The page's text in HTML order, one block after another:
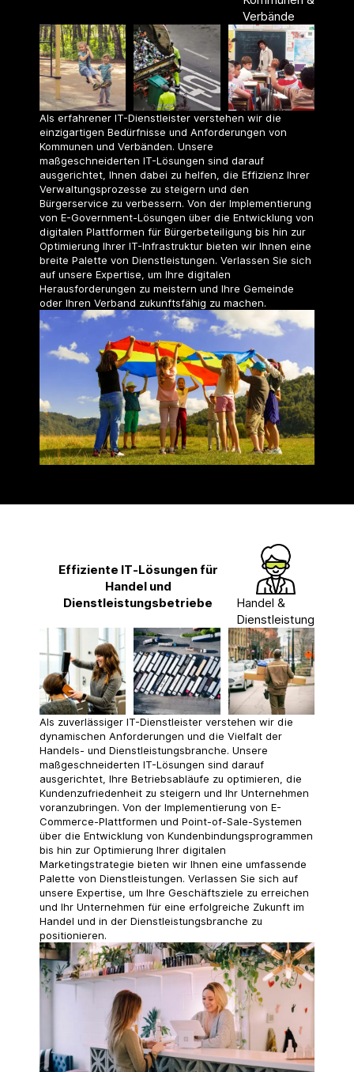
Verbände
Als erfahrener IT-Dienstleister verstehen wir die
einzigartigen Bedürfnisse und Anforderungen von
Kommunen und Verbänden. Unsere
maßgeschneiderten IT-Lösungen sind darauf
ausgerichtet, Ihnen dabei zu helfen, die Effizienz Ihrer
Verwaltungsprozesse zu steigern und den
Bürgerservice zu verbessern. Von der Implementierung
von E-Government-Lösungen über die Entwicklung von
digitalen Plattformen für Bürgerbeteiligung bis hin zur
Optimierung Ihrer IT-Infrastruktur bieten wir Ihnen eine
breite Palette von Dienstleistungen. Verlassen Sie sich
auf unsere Expertise, um Ihre digitalen
Herausforderungen zu meistern und Ihre Gemeinde
oder Ihren Verband zukunftsfähig zu machen.
Effiziente IT‑Lösungen für
Handel und
Dienstleistungsbetriebe
Handel &
Dienstleistung
Als zuverlässiger IT-Dienstleister verstehen wir die
dynamischen Anforderungen und die Vielfalt der
Handels- und Dienstleistungsbranche. Unsere
maßgeschneiderten IT-Lösungen sind darauf
ausgerichtet, Ihre Betriebsabläufe zu optimieren, die
Kundenzufriedenheit zu steigern und Ihr Unternehmen
voranzubringen. Von der Implementierung von E-
Commerce-Plattformen und Point-of-Sale-Systemen
über die Entwicklung von Kundenbindungsprogrammen
bis hin zur Optimierung Ihrer digitalen
Marketingstrategie bieten wir Ihnen eine umfassende
Palette von Dienstleistungen. Verlassen Sie sich auf
unsere Expertise, um Ihre Geschäftsziele zu erreichen
und Ihr Unternehmen für eine erfolgreiche Zukunft im
Handel und in der Dienstleistungsbranche zu
positionieren.